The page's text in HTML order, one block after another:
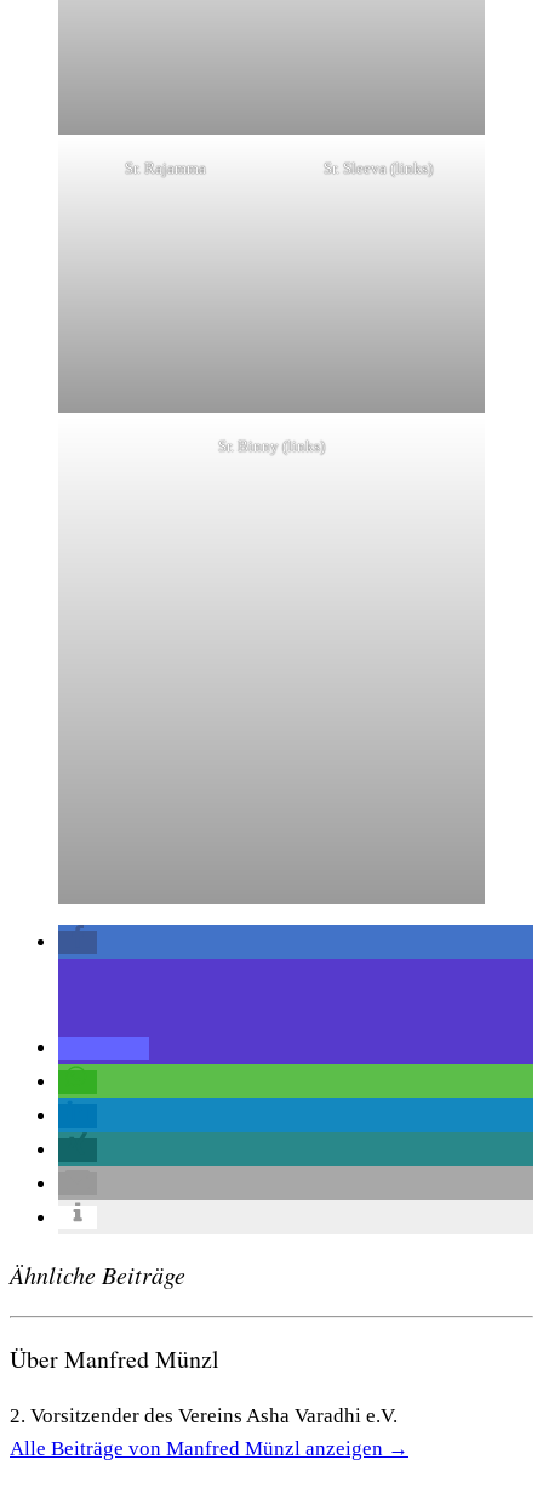
Sr. Rajamma Sr. Sleeva (links)
Sr. Binny (links)
Ähnliche Beiträge
Über Manfred Münzl
2. Vorsitzender des Vereins Asha Varadhi e.V.
Alle Beiträge von Manfred Münzl anzeigen →